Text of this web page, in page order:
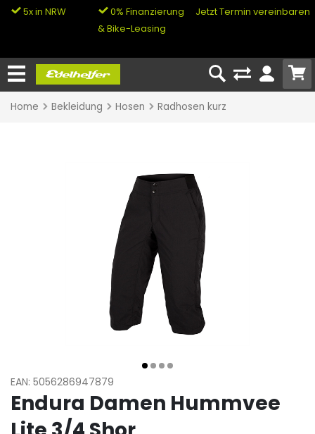
5x in NRW
0% Finanzierung
& Bike-Leasing
Jetzt Termin vereinbaren
Home Bekleidung Hosen Radhosen kurz
EAN: 5056286947879
Endura Damen Hummvee